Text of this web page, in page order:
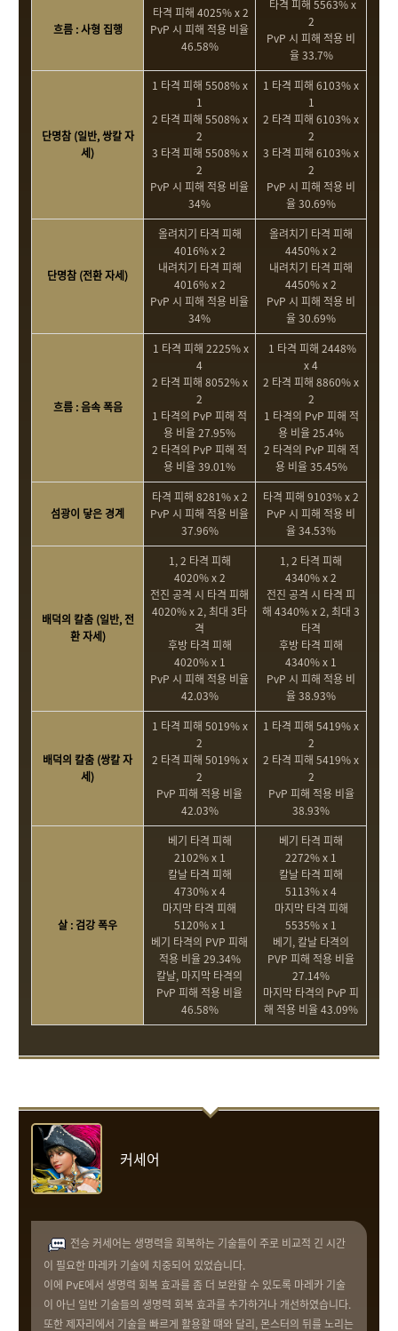
흐름 : 사형 집행
타격 피해 4025% x 2
PvP 시 피해 적용 비율
46.58%
타격 피해 5563% x
2
PvP 시 피해 적용 비
율 33.7%
단명참 (일반, 쌍칼 자
세)
1 타격 피해 5508% x
1
2 타격 피해 5508% x
2
3 타격 피해 5508% x
2
PvP 시 피해 적용 비율
34%
1 타격 피해 6103% x
1
2 타격 피해 6103% x
2
3 타격 피해 6103% x
2
PvP 시 피해 적용 비
율 30.69%
단명참 (전환 자세)
올려치기 타격 피해
4016% x 2
내려치기 타격 피해
4016% x 2
PvP 시 피해 적용 비율
34%
올려치기 타격 피해
4450% x 2
내려치기 타격 피해
4450% x 2
PvP 시 피해 적용 비
율 30.69%
흐름 : 음속 폭음
1 타격 피해 2225% x
4
2 타격 피해 8052% x
2
1 타격의 PvP 피해 적
용 비율 27.95%
2 타격의 PvP 피해 적
용 비율 39.01%
1 타격 피해 2448%
x 4
2 타격 피해 8860% x
2
1 타격의 PvP 피해 적
용 비율 25.4%
2 타격의 PvP 피해 적
용 비율 35.45%
섬광이 닿은 경계
타격 피해 8281% x 2
PvP 시 피해 적용 비율
37.96%
타격 피해 9103% x 2
PvP 시 피해 적용 비
율 34.53%
배덕의 칼춤 (일반, 전
환 자세)
1, 2 타격 피해
4020% x 2
전진 공격 시 타격 피해
4020% x 2, 최대 3타
격
후방 타격 피해
4020% x 1
PvP 시 피해 적용 비율
42.03%
1, 2 타격 피해
4340% x 2
전진 공격 시 타격 피
해 4340% x 2, 최대 3
타격
후방 타격 피해
4340% x 1
PvP 시 피해 적용 비
율 38.93%
배덕의 칼춤 (쌍칼 자
세)
1 타격 피해 5019% x
2
2 타격 피해 5019% x
2
PvP 피해 적용 비율
42.03%
1 타격 피해 5419% x
2
2 타격 피해 5419% x
2
PvP 피해 적용 비율
38.93%
살 : 검강 폭우
베기 타격 피해
2102% x 1
칼날 타격 피해
4730% x 4
마지막 타격 피해
5120% x 1
베기 타격의 PVP 피해
적용 비율 29.34%
칼날, 마지막 타격의
PvP 피해 적용 비율
46.58%
베기 타격 피해
2272% x 1
칼날 타격 피해
5113% x 4
마지막 타격 피해
5535% x 1
베기, 칼날 타격의
PVP 피해 적용 비율
27.14%
마지막 타격의 PvP 피
해 적용 비율 43.09%
커세어
전승 커세어는 생명력을 회복하는 기술들이 주로 비교적 긴 시간
이 필요한 마레카 기술에 치중되어 있었습니다.
이에 PvE에서 생명력 회복 효과를 좀 더 보완할 수 있도록 마레카 기술
이 아닌 일반 기술들의 생명력 회복 효과를 추가하거나 개선하였습니다.
또한 제자리에서 기술을 빠르게 활용할 떄와 달리, 몬스터의 뒤를 노리는